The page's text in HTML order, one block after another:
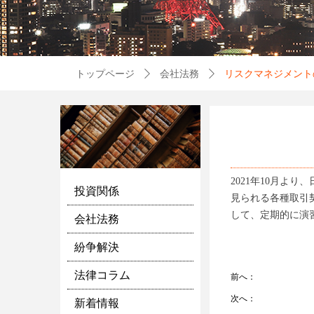
前へ：
次へ：
2021年10月より
見られる各種取
して、定期的に演
トップページ ꄲ 会社法務 ꄲ リスクマネジメン
投資関係
会社法務
紛争解決
法律コラム
新着情報